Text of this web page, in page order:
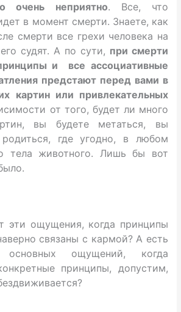
очень неприятно. Все, что
в момент смерти. Знаете, как
смерти все грехи человека на
судят. А по сути, при смерти
и все ассоциативные
предстают перед вами в
картин или привлекательных
от того, будет ли много
вы будете метаться, вы
где угодно, в любом
тела животного. Лишь бы вот
эти ощущения, когда принципы
связаны с кармой? А есть
ощущений, когда
принципы, допустим,